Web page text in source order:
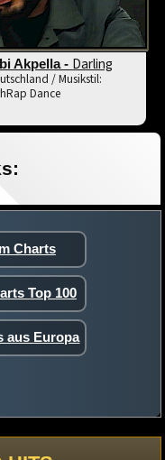
Akpella - Darling
/ Musikstil:
Dance
Charts
Top 100
aus Europa